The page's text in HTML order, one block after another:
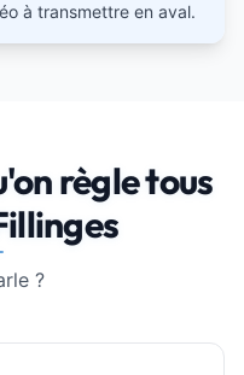
à transmettre en aval.
règle tous
?